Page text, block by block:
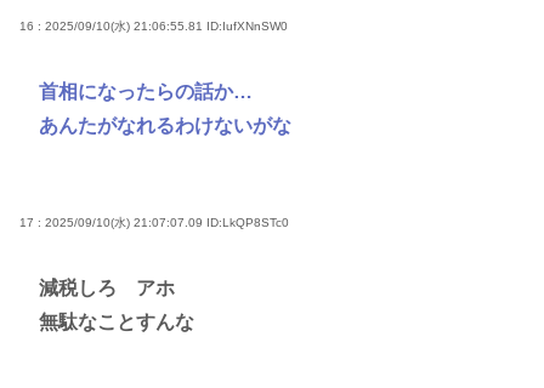
16 : 2025/09/10(水) 21:06:55.81 ID:IufXNnSW0
首相になったらの話か…
あんたがなれるわけないがな
17 : 2025/09/10(水) 21:07:07.09 ID:LkQP8STc0
減税しろ アホ
無駄なことすんな